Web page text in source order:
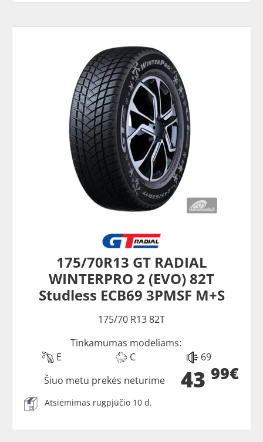
175/70R13 GT RADIAL
WINTERPRO 2 (EVO) 82T
Studless ECB69 3PMSF M+S
175/70 R13 82T
Tinkamumas modeliams:
E
C 69
43 99€
Šiuo metu prekės neturime
Atsiėmimas rugpjūčio 10 d.